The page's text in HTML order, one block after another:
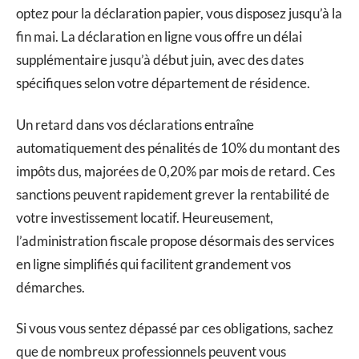
optez pour la déclaration papier, vous disposez jusqu’à la
fin mai. La déclaration en ligne vous offre un délai
supplémentaire jusqu’à début juin, avec des dates
spécifiques selon votre département de résidence.
Un retard dans vos déclarations entraîne
automatiquement des pénalités de 10% du montant des
impôts dus, majorées de 0,20% par mois de retard. Ces
sanctions peuvent rapidement grever la rentabilité de
votre investissement locatif. Heureusement,
l’administration fiscale propose désormais des services
en ligne simplifiés qui facilitent grandement vos
démarches.
Si vous vous sentez dépassé par ces obligations, sachez
que de nombreux professionnels peuvent vous